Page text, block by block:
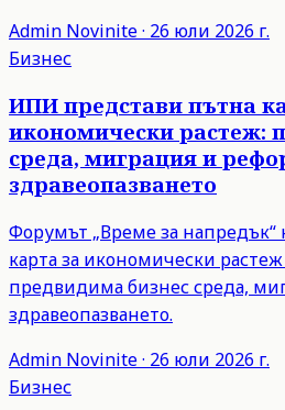
Admin Novinite· 26 юли 2026 г.
Бизнес
ИПИ представи пътна
икономически растеж:
среда, миграция и
здравеопазването
Форумът „Време за
карта за икономически
предвидима бизнес среда,
здравеопазването.
Admin Novinite· 26 юли 2026 г.
Бизнес